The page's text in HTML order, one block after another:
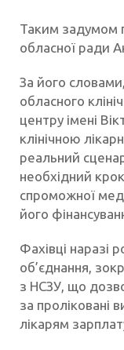
Таким задумом
обласної ради
За його
обласного
центру імені
клінічною
реальний
необхідний
спроможної
його
Фахівці наразі
об’єднання,
з НСЗУ, що
за проліковані
лікарям